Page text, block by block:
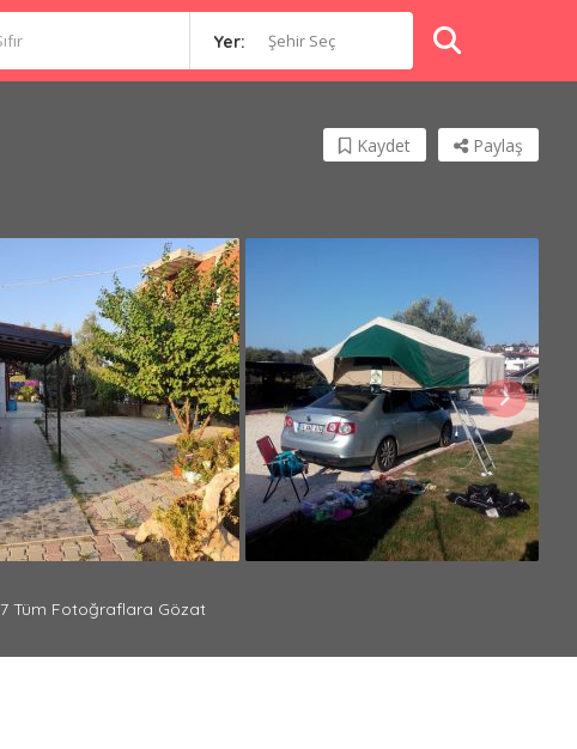
Yer: Şehir Seç
Paylaş
Kaydet
7 Tüm Fotoğraflara Gözat